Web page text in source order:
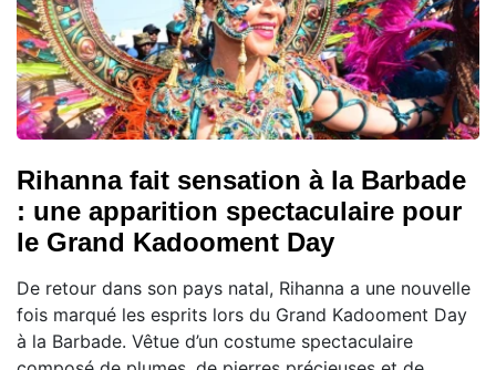
Rihanna fait sensation à la Barbade
: une apparition spectaculaire pour
le Grand Kadooment Day
De retour dans son pays natal, Rihanna a une nouvelle
fois marqué les esprits lors du Grand Kadooment Day
à la Barbade. Vêtue d’un costume spectaculaire